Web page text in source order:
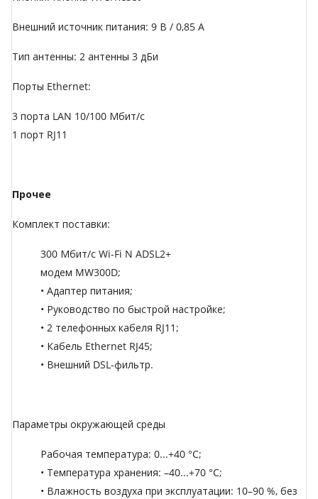
Внешний источник питания: 9 В / 0,85 А
Тип антенны: 2 антенны 3 дБи
Порты Ethernet:
3 порта LAN 10/100 Мбит/с
1 порт RJ11
Прочее
Комплект поставки:
300 Мбит/с Wi-Fi N ADSL2+
модем MW300D;
• Адаптер питания;
• Руководство по быстрой настройке;
• 2 телефонных кабеля RJ11;
• Кабель Ethernet RJ45;
• Внешний DSL-фильтр.
Параметры окружающей среды
Рабочая температура: 0...+40 °C;
• Температура хранения: –40...+70 °C;
• Влажность воздуха при эксплуатации: 10–90 %, без